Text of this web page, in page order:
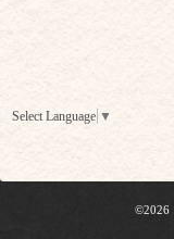
Select Language ▼
©2026